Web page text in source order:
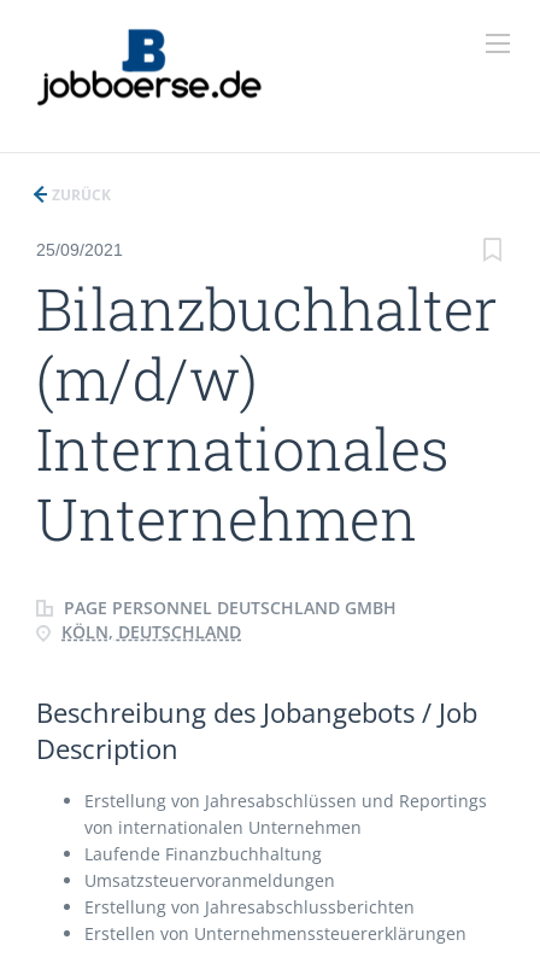
ZURÜCK
25/09/2021
Bilanzbuchhalter
(m/d/w)
Internationales
Unternehmen
PAGE PERSONNEL DEUTSCHLAND GMBH
KÖLN, DEUTSCHLAND
Beschreibung des Jobangebots / Job
Description
Erstellung von Jahres­ab­schlüssen und Repor­tings
von inter­nationalen Unter­nehmen
Laufende Finanzbuchhaltung
Umsatzsteuervoranmeldungen
Erstellung von Jahresabschlussberichten
Erstellen von Unternehmenssteuererklärungen